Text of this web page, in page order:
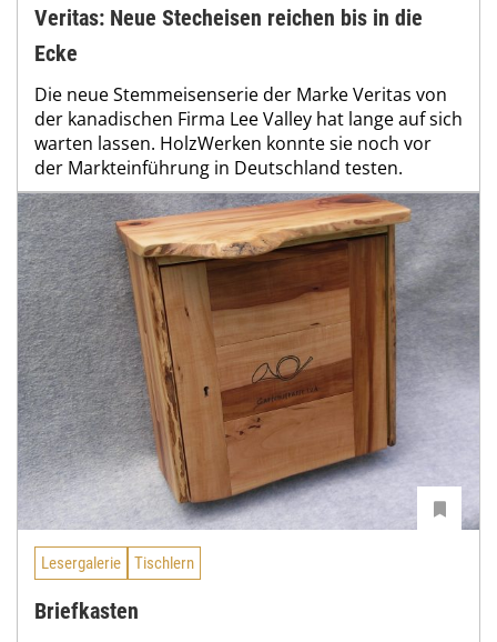
Veritas: Neue Stecheisen reichen bis in die
Ecke
Die neue Stemmeisenserie der Marke Veritas von
der kanadischen Firma Lee Valley hat lange auf sich
warten lassen. HolzWerken konnte sie noch vor
der Markteinführung in Deutschland testen.
Lesergalerie Tischlern
Briefkasten